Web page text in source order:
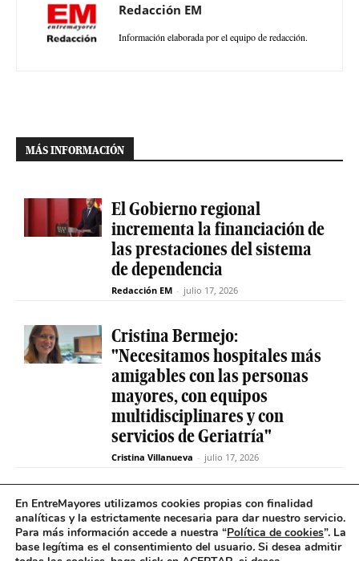
Redacción EM
Información elaborada por el equipo de redacción.
MÁS INFORMACIÓN
El Gobierno regional
incrementa la financiación de
las prestaciones del sistema
de dependencia
Redacción EM - julio 17, 2026
Cristina Bermejo:
"Necesitamos hospitales más
amigables con las personas
mayores, con equipos
multidisciplinares y con
servicios de Geriatría"
Cristina Villanueva - julio 17, 2026
Convive abre el plazo de
inscripción para estudiantes
y celebra 30 años uniendo a
En EntreMayores utilizamos cookies propias con finalidad
analíticas y la estrictamente necesaria para dar nuestro servicio.
Para más información accede a nuestra “Política de cookies”. La
base legítima es el consentimiento del usuario. Si desea admitir